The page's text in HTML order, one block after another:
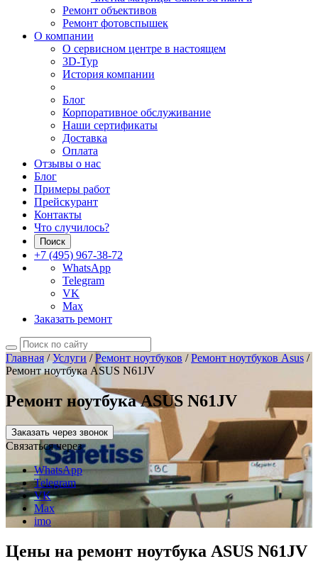
Ремонт объективов
Ремонт фотовспышек
О компании
О сервисном центре в настоящем
3D-Тур
История компании
Блог
Корпоративное обслуживание
Наши сертификаты
Доставка
Оплата
Отзывы о нас
Блог
Примеры работ
Прейскурант
Контакты
Что случилось?
Поиск
+7 (495) 967-38-72
WhatsApp
Telegram
VK
Max
Заказать ремонт
Главная/Услуги /Ремонт ноутбуков /Ремонт ноутбуков Asus /
Ремонт ноутбука ASUS N61JV
Ремонт ноутбука ASUS N61JV
Заказать через звонок
Связаться через
WhatsApp
Telegram
VK
Max
imo
Цены на ремонт ноутбука ASUS N61JV